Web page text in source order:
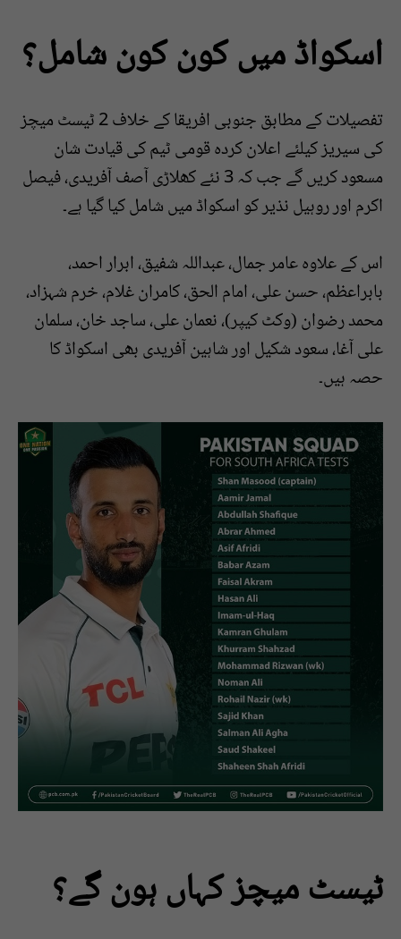
اسکواڈ میں کون کون شامل؟
تفصیلات کے مطابق جنوبی افریقا کے خلاف 2 ٹیسٹ میچز
کی سیریز کیلئے اعلان کردہ قومی ٹیم کی قیادت شان
مسعود کریں گے جب کہ 3 نئے کھلاڑی آصف آفریدی، فیصل
اکرم اور روہیل نذیر کو اسکواڈ میں شامل کیا گیا ہے۔
اس کے علاوہ عامر جمال، عبداللہ شفیق، ابرار احمد،
بابراعظم، حسن علی، امام الحق، کامران غلام، خرم شہزاد،
محمد رضوان (وکٹ کیپر)، نعمان علی، ساجد خان، سلمان
علی آغا، سعود شکیل اور شاہین آفریدی بھی اسکواڈ کا
حصہ ہیں۔
ٹیسٹ میچز کہاں ہون گے؟